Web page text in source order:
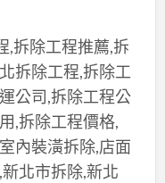
,拆除工程推薦,拆
拆除工程,拆除工
公司,拆除工程公
,拆除工程價格,
內裝潢拆除,店面
北市拆除,新北